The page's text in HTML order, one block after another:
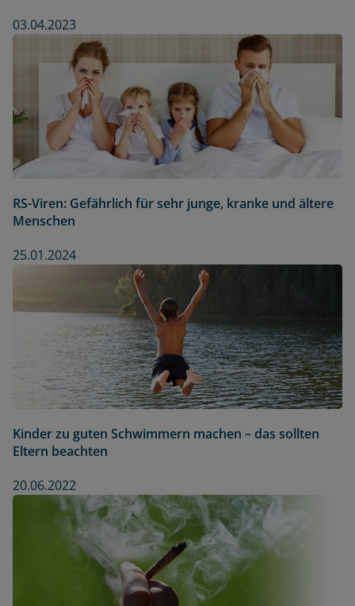
03.04.2023
RS-Viren: Gefährlich für sehr junge, kranke und ältere
Menschen
25.01.2024
Kinder zu guten Schwimmern machen – das sollten
Eltern beachten
20.06.2022